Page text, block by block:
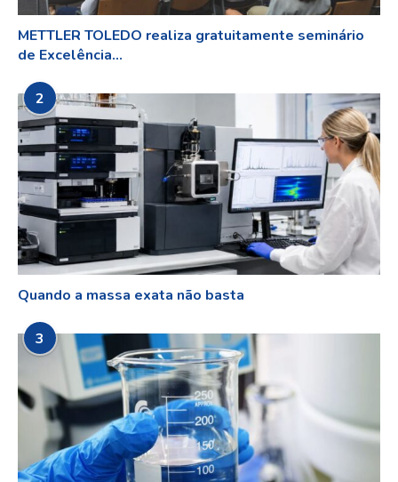
METTLER TOLEDO realiza gratuitamente seminário
de Excelência...
2
Quando a massa exata não basta
3